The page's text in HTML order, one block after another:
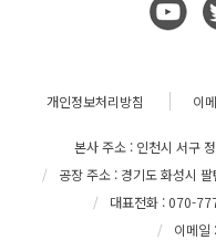
개인정보처리방침 이
본사 주소 : 인천시 서구
공장 주소 : 경기도 화성시
대표전화 : 070-
이메